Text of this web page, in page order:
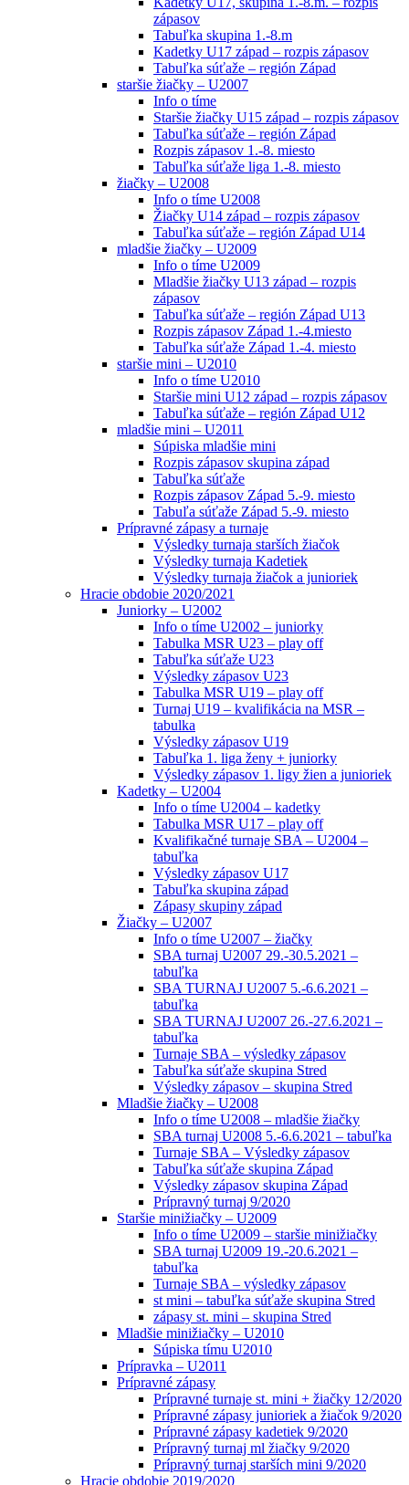
zápasov
Tabuľka skupina 1.-8.m
Kadetky U17 západ – rozpis zápasov
Tabuľka súťaže – región Západ
staršie žiačky – U2007
Info o tíme
Staršie žiačky U15 západ – rozpis zápasov
Tabuľka súťaže – región Západ
Rozpis zápasov 1.-8. miesto
Tabuľka súťaže liga 1.-8. miesto
žiačky – U2008
Info o tíme U2008
Žiačky U14 západ – rozpis zápasov
Tabuľka súťaže – región Západ U14
mladšie žiačky – U2009
Info o tíme U2009
Mladšie žiačky U13 západ – rozpis
zápasov
Tabuľka súťaže – región Západ U13
Rozpis zápasov Západ 1.-4.miesto
Tabuľka súťaže Západ 1.-4. miesto
staršie mini – U2010
Info o tíme U2010
Staršie mini U12 západ – rozpis zápasov
Tabuľka súťaže – región Západ U12
mladšie mini – U2011
Súpiska mladšie mini
Rozpis zápasov skupina západ
Tabuľka súťaže
Rozpis zápasov Západ 5.-9. miesto
Tabuľa súťaže Západ 5.-9. miesto
Prípravné zápasy a turnaje
Výsledky turnaja starších žiačok
Výsledky turnaja Kadetiek
Výsledky turnaja žiačok a junioriek
Hracie obdobie 2020/2021
Juniorky – U2002
Info o tíme U2002 – juniorky
Tabulka MSR U23 – play off
Tabuľka súťaže U23
Výsledky zápasov U23
Tabulka MSR U19 – play off
Turnaj U19 – kvalifikácia na MSR –
tabulka
Výsledky zápasov U19
Tabuľka 1. liga ženy + juniorky
Výsledky zápasov 1. ligy žien a junioriek
Kadetky – U2004
Info o tíme U2004 – kadetky
Tabulka MSR U17 – play off
Kvalifikačné turnaje SBA – U2004 –
tabuľka
Výsledky zápasov U17
Tabuľka skupina západ
Zápasy skupiny západ
Žiačky – U2007
Info o tíme U2007 – žiačky
SBA turnaj U2007 29.-30.5.2021 –
tabuľka
SBA TURNAJ U2007 5.-6.6.2021 –
tabuľka
SBA TURNAJ U2007 26.-27.6.2021 –
tabuľka
Turnaje SBA – výsledky zápasov
Tabuľka súťaže skupina Stred
Výsledky zápasov – skupina Stred
Mladšie žiačky – U2008
Info o tíme U2008 – mladšie žiačky
SBA turnaj U2008 5.-6.6.2021 – tabuľka
Turnaje SBA – Výsledky zápasov
Tabuľka súťaže skupina Západ
Výsledky zápasov skupina Západ
Prípravný turnaj 9/2020
Staršie minižiačky – U2009
Info o tíme U2009 – staršie minižiačky
SBA turnaj U2009 19.-20.6.2021 –
tabuľka
Turnaje SBA – výsledky zápasov
st mini – tabuľka súťaže skupina Stred
zápasy st. mini – skupina Stred
Mladšie minižiačky – U2010
Súpiska tímu U2010
Prípravka – U2011
Prípravné zápasy
Prípravné turnaje st. mini + žiačky 12/2020
Prípravné zápasy junioriek a žiačok 9/2020
Prípravné zápasy kadetiek 9/2020
Prípravný turnaj ml žiačky 9/2020
Prípravný turnaj starších mini 9/2020
Hracie obdobie 2019/2020